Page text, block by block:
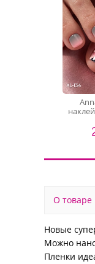
О товаре
Новые
Можно
Пленки